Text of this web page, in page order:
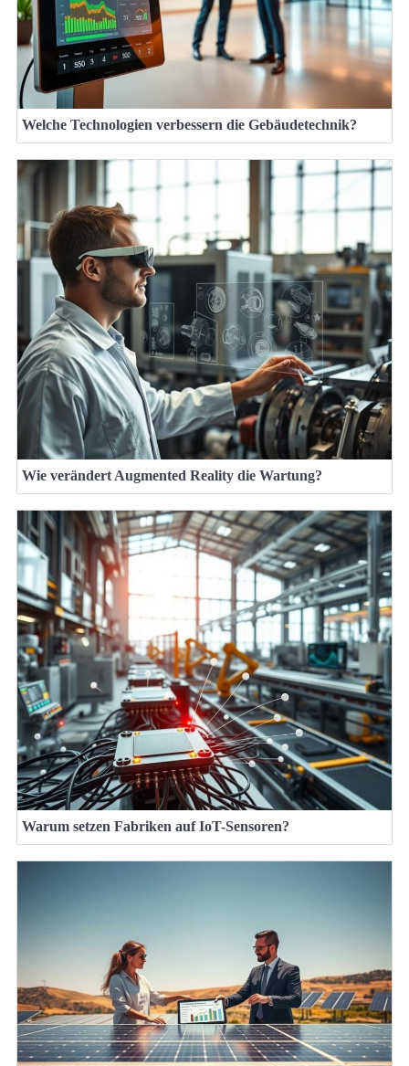
Welche Technologien verbessern die Gebäudetechnik?
Wie verändert Augmented Reality die Wartung?
Warum setzen Fabriken auf IoT-Sensoren?